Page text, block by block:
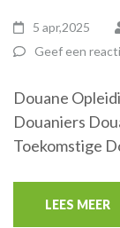
5 apr,2025
Geef een
Douane
Douaniers
Toekomstige
LEES MEER